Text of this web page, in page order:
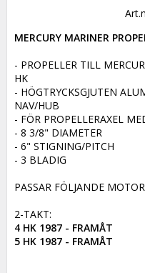
MERCURY MARINER
- PROPELLER TILL
HK
- HÖGTRYCKSGJUTEN
NAV/HUB
- FÖR PROPELLERAXEL
- 8 3/8" DIAMETER
- 6" STIGNING/PITCH
- 3 BLADIG
PASSAR FÖLJANDE
4 HK 1987 - FRAMÅT